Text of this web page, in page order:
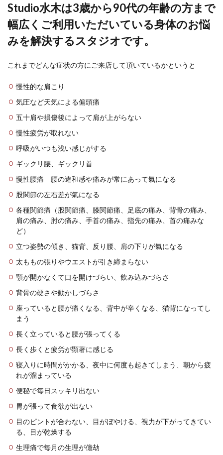
Studio水木は3歳から90代の年齢の方まで
幅広くご利用いただいている身体のお悩
みを解決するスタジオです。
これまでどんな症状の方にご来店して頂いているかというと
慢性的な肩こり
気圧など天気による偏頭痛
五十肩や損傷後によって肩が上がらない
慢性疲労が取れない
呼吸がいつも浅い感じがする
ギックリ腰、ギックリ首
慢性腰痛 腰の違和感や痛みが常にあって氣になる
股関節の左右差が氣になる
各種関節痛（股関節痛、膝関節痛、足底の痛み、背骨の痛み、
肩の痛み、肘の痛み、手首の痛み、指先の痛み、首の痛みな
ど）
立つ姿勢の傾き、猫背、反り腰、肩の下りが氣になる
太ももの張りやウエストが引き締まらない
顎が開かなくて口を開けづらい、飲み込みづらさ
背骨の硬さや動かしづらさ
座っていると腰が痛くなる、背中が辛くなる、猫背になってし
まう
長く立っていると腰が張ってくる
長く歩くと疲労が顕著に感じる
寝入りに時間がかかる、夜中に何度も起きてしまう、朝から疲
れが溜まっている
便秘で毎日スッキリ出ない
胃が張って食欲が出ない
目のピントが合わない、目がぼやける、視力が下がってきてい
る、目が乾燥する
生理痛で毎月の生理が億劫